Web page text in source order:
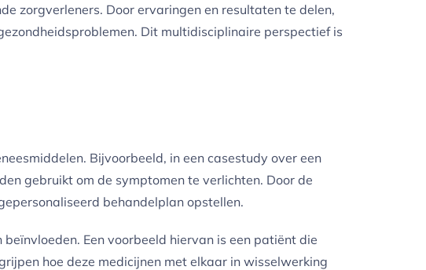
zorgverleners. Door ervaringen en resultaten te delen,
Dit multidisciplinaire perspectief is
Bijvoorbeeld, in een casestudy over een
gebruikt om de symptomen te verlichten. Door de
behandelplan opstellen.
Een voorbeeld hiervan is een patiënt die
hoe deze medicijnen met elkaar in wisselwerking